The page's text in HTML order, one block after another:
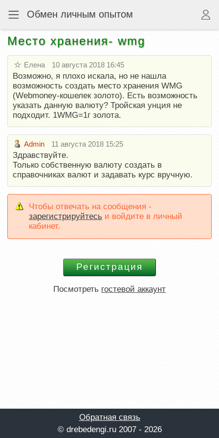
Обмен личным опытом
Место хранения- wmg
Елена 10 августа 2018 16:45
Возможно, я плохо искала, но не нашла
возможность создать место хранения WMG
(Webmoney-кошелек золото). Есть возможность
указать данную валюту? Тройская унция не
подходит. 1WMG=1г золота.
Admin 11 августа 2018 15:25
Здравствуйте.
Только собственную валюту создать в
справочниках валют и задавать курс вручную.
Чтобы отвечать на сообщения -
зарегистрируйтесь и войдите в личный
кабинет.
Посмотреть гостевой аккаунт
Обратная связь
© drebedengi.ru 2007 - 2026